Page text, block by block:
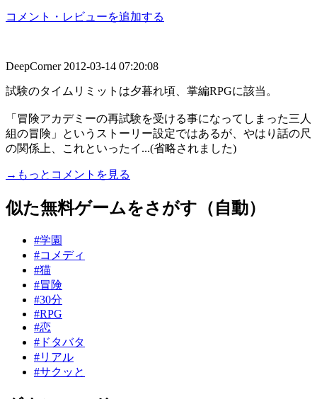
コメント・レビューを追加する
DeepCorner 2012-03-14 07:20:08
試験のタイムリミットは夕暮れ頃、掌編RPGに該当。
「冒険アカデミーの再試験を受ける事になってしまった三人
組の冒険」というストーリー設定ではあるが、やはり話の尺
の関係上、これといったイ...(省略されました)
→もっとコメントを見る
似た無料ゲームをさがす（自動）
#学園
#コメディ
#猫
#冒険
#30分
#RPG
#恋
#ドタバタ
#リアル
#サクッと